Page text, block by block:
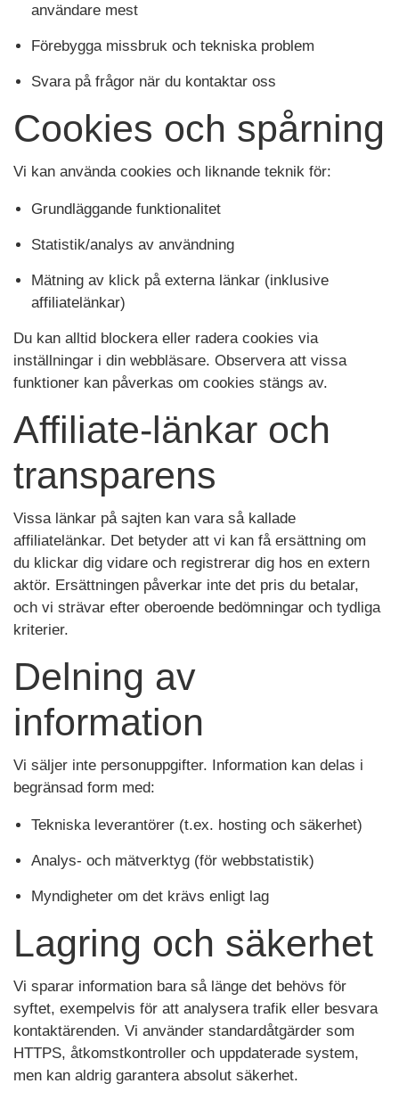
användare mest
Förebygga missbruk och tekniska problem
Svara på frågor när du kontaktar oss
Cookies och spårning
Vi kan använda cookies och liknande teknik för:
Grundläggande funktionalitet
Statistik/analys av användning
Mätning av klick på externa länkar (inklusive
affiliatelänkar)
Du kan alltid blockera eller radera cookies via
inställningar i din webbläsare. Observera att vissa
funktioner kan påverkas om cookies stängs av.
Affiliate-länkar och
transparens
Vissa länkar på sajten kan vara så kallade
affiliatelänkar. Det betyder att vi kan få ersättning om
du klickar dig vidare och registrerar dig hos en extern
aktör. Ersättningen påverkar inte det pris du betalar,
och vi strävar efter oberoende bedömningar och tydliga
kriterier.
Delning av
information
Vi säljer inte personuppgifter. Information kan delas i
begränsad form med:
Tekniska leverantörer (t.ex. hosting och säkerhet)
Analys- och mätverktyg (för webbstatistik)
Myndigheter om det krävs enligt lag
Lagring och säkerhet
Vi sparar information bara så länge det behövs för
syftet, exempelvis för att analysera trafik eller besvara
kontaktärenden. Vi använder standardåtgärder som
HTTPS, åtkomstkontroller och uppdaterade system,
men kan aldrig garantera absolut säkerhet.